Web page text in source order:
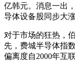
亿韩元。消息一出
导体设备股同步大涨
对于市场的狂热，
先，费城半导体指
偏离度自2000年互